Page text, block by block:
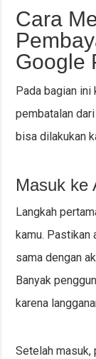
Cara
Google
Pada bagian ini
pembatalan
bisa dilakukan
Masuk ke
Langkah
kamu. Pastikan
sama dengan
Banyak
karena
Setelah